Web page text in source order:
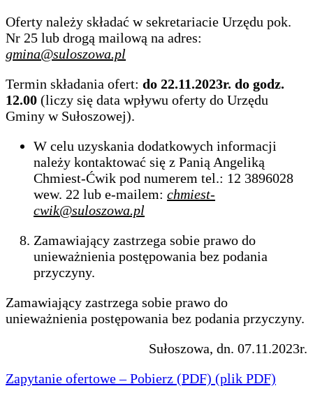
Oferty należy składać w sekretariacie Urzędu pok.
Nr 25 lub drogą mailową na adres:
gmina@suloszowa.pl
Termin składania ofert: do 22.11.2023r. do godz.
12.00 (liczy się data wpływu oferty do Urzędu
Gminy w Sułoszowej).
W celu uzyskania dodatkowych informacji
należy kontaktować się z Panią Angeliką
Chmiest-Ćwik pod numerem tel.: 12 3896028
wew. 22 lub e-mailem: chmiest-
cwik@suloszowa.pl
Zamawiający zastrzega sobie prawo do
unieważnienia postępowania bez podania
przyczyny.
Zamawiający zastrzega sobie prawo do
unieważnienia postępowania bez podania przyczyny.
Sułoszowa, dn. 07.11.2023r.
Zapytanie ofertowe – Pobierz (PDF) (plik PDF)